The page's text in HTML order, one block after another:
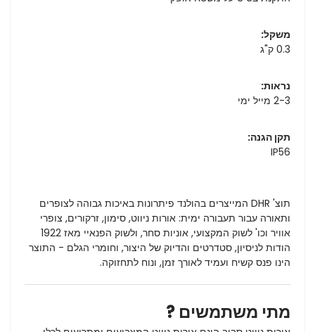
משקל:
0.3 ק"ג
נראות:
2-3 מייל ימי
תקן הגנה:
IP56
תוצ' DHR המייצרים בהולנד פיתרונות באיכות גבוהה לצופרים
ותאורה עבור תעבורה ימית: אורות ניווט, סימון, זרקורים, צופרי
אוויר וכו' לשוק המקצועי, אוניות סחר, ולשוק הפנאיי מאז 1922
הודות לניסיון, סטדרטים והדיוק של היצור, וחומרי הגלם - התוצר
הינו פנס קשיח ועמיד לאורך זמן, ונוח לתחזוקה.
מתי משתמשים ?